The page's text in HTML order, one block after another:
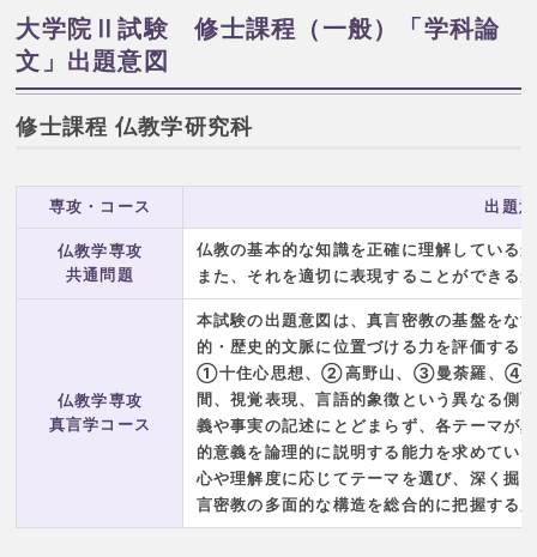
大学院Ⅱ試験 修士課程（一般）「学科論
文」出題意図
修士課程 仏教学研究科
専攻・コース 出題
仏教学専攻
共通問題
仏教の基本的な知識を正確に理解している
また、それを適切に表現することができる
仏教学専攻
真言学コース
本試験の出題意図は、真言密教の基盤をな
的・歴史的文脈に位置づける力を評価す
①十住心思想、②高野山、③曼荼羅、④真
間、視覚表現、言語的象徴という異なる側
義や事実の記述にとどまらず、各テーマが
的意義を論理的に説明する能力を求めてい
心や理解度に応じてテーマを選び、深く掘
言密教の多面的な構造を総合的に把握する